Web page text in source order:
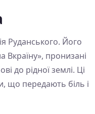
Руданського. Його
Вкраїну», пронизані
до рідної землі. Ці
що передають біль і